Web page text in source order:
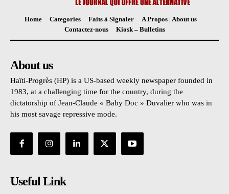
Home Categories Faits à Signaler
A Propos | About us
Contactez-nous
Kiosk – Bulletins
About us
Haïti-Progrès (HP) is a US-based weekly newspaper founded in
1983, at a challenging time for the country, during the
dictatorship of Jean-Claude « Baby Doc » Duvalier who was in
his most savage repressive mode.
Useful Link